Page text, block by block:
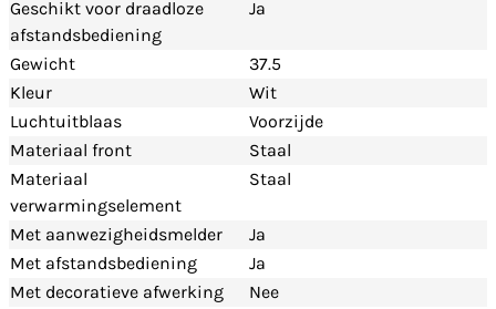
Geschikt voor draadloze
afstandsbediening
Ja
Gewicht
37.5
Kleur
Wit
Luchtuitblaas
Voorzijde
Materiaal front
Staal
Materiaal
verwarmingselement
Staal
Met aanwezigheidsmelder
Ja
Met afstandsbediening
Ja
Met decoratieve afwerking
Nee